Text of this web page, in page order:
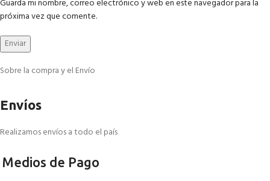
Guarda mi nombre, correo electrónico y web en este navegador para la
próxima vez que comente.
Sobre la compra y el Envío
Envíos
Realizamos envíos a todo el país
Medios de Pago